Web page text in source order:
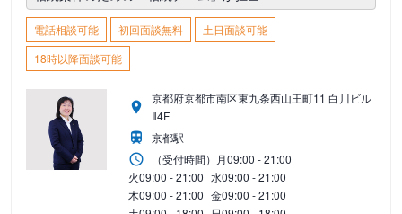
電話相談可能 初回面談無料
土日面談可能
18時以降面談可能
京都府京都市南区東九条西山王町11 白川ビル
Ⅱ4F
京都駅
（受付時間） 月09:00 - 21:00
火09:00 - 21:00 水09:00 - 21:00
木09:00 - 21:00 金09:00 - 21:00